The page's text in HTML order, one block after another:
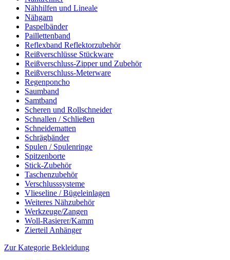
Nähhilfen und Lineale
Nähgarn
Paspelbänder
Paillettenband
Reflexband Reflektorzubehör
Reißverschlüsse Stückware
Reißverschluss-Zipper und Zubehör
Reißverschluss-Meterware
Regenponcho
Saumband
Samtband
Scheren und Rollschneider
Schnallen / Schließen
Schneidematten
Schrägbänder
Spulen / Spulenringe
Spitzenborte
Stick-Zubehör
Taschenzubehör
Verschlusssysteme
Vlieseline / Bügeleinlagen
Weiteres Nähzubehör
Werkzeuge/Zangen
Woll-Rasierer/Kamm
Zierteil Anhänger
Zur Kategorie Bekleidung